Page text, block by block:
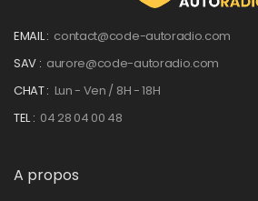
EMAIL : contact@code-autoradio.com
SAV : aurore@code-autoradio.com
CHAT : Lun - Ven / 8H - 18H
TEL : 04 28 04 00 48
A propos